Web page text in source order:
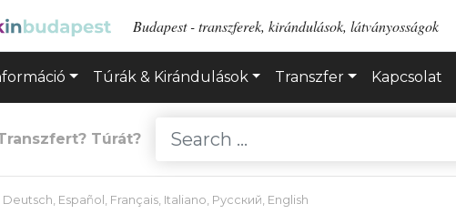
Budapest - transzferek, kirándulások, látványosságok
Túrák & Kirándulások Transzfer Kapcsolat
Túrát?
Deutsch, Español , Français, Italiano, Русский, English